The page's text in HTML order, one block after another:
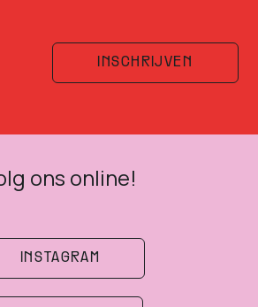
INSCHRIJVEN
ons online!
INSTAGRAM